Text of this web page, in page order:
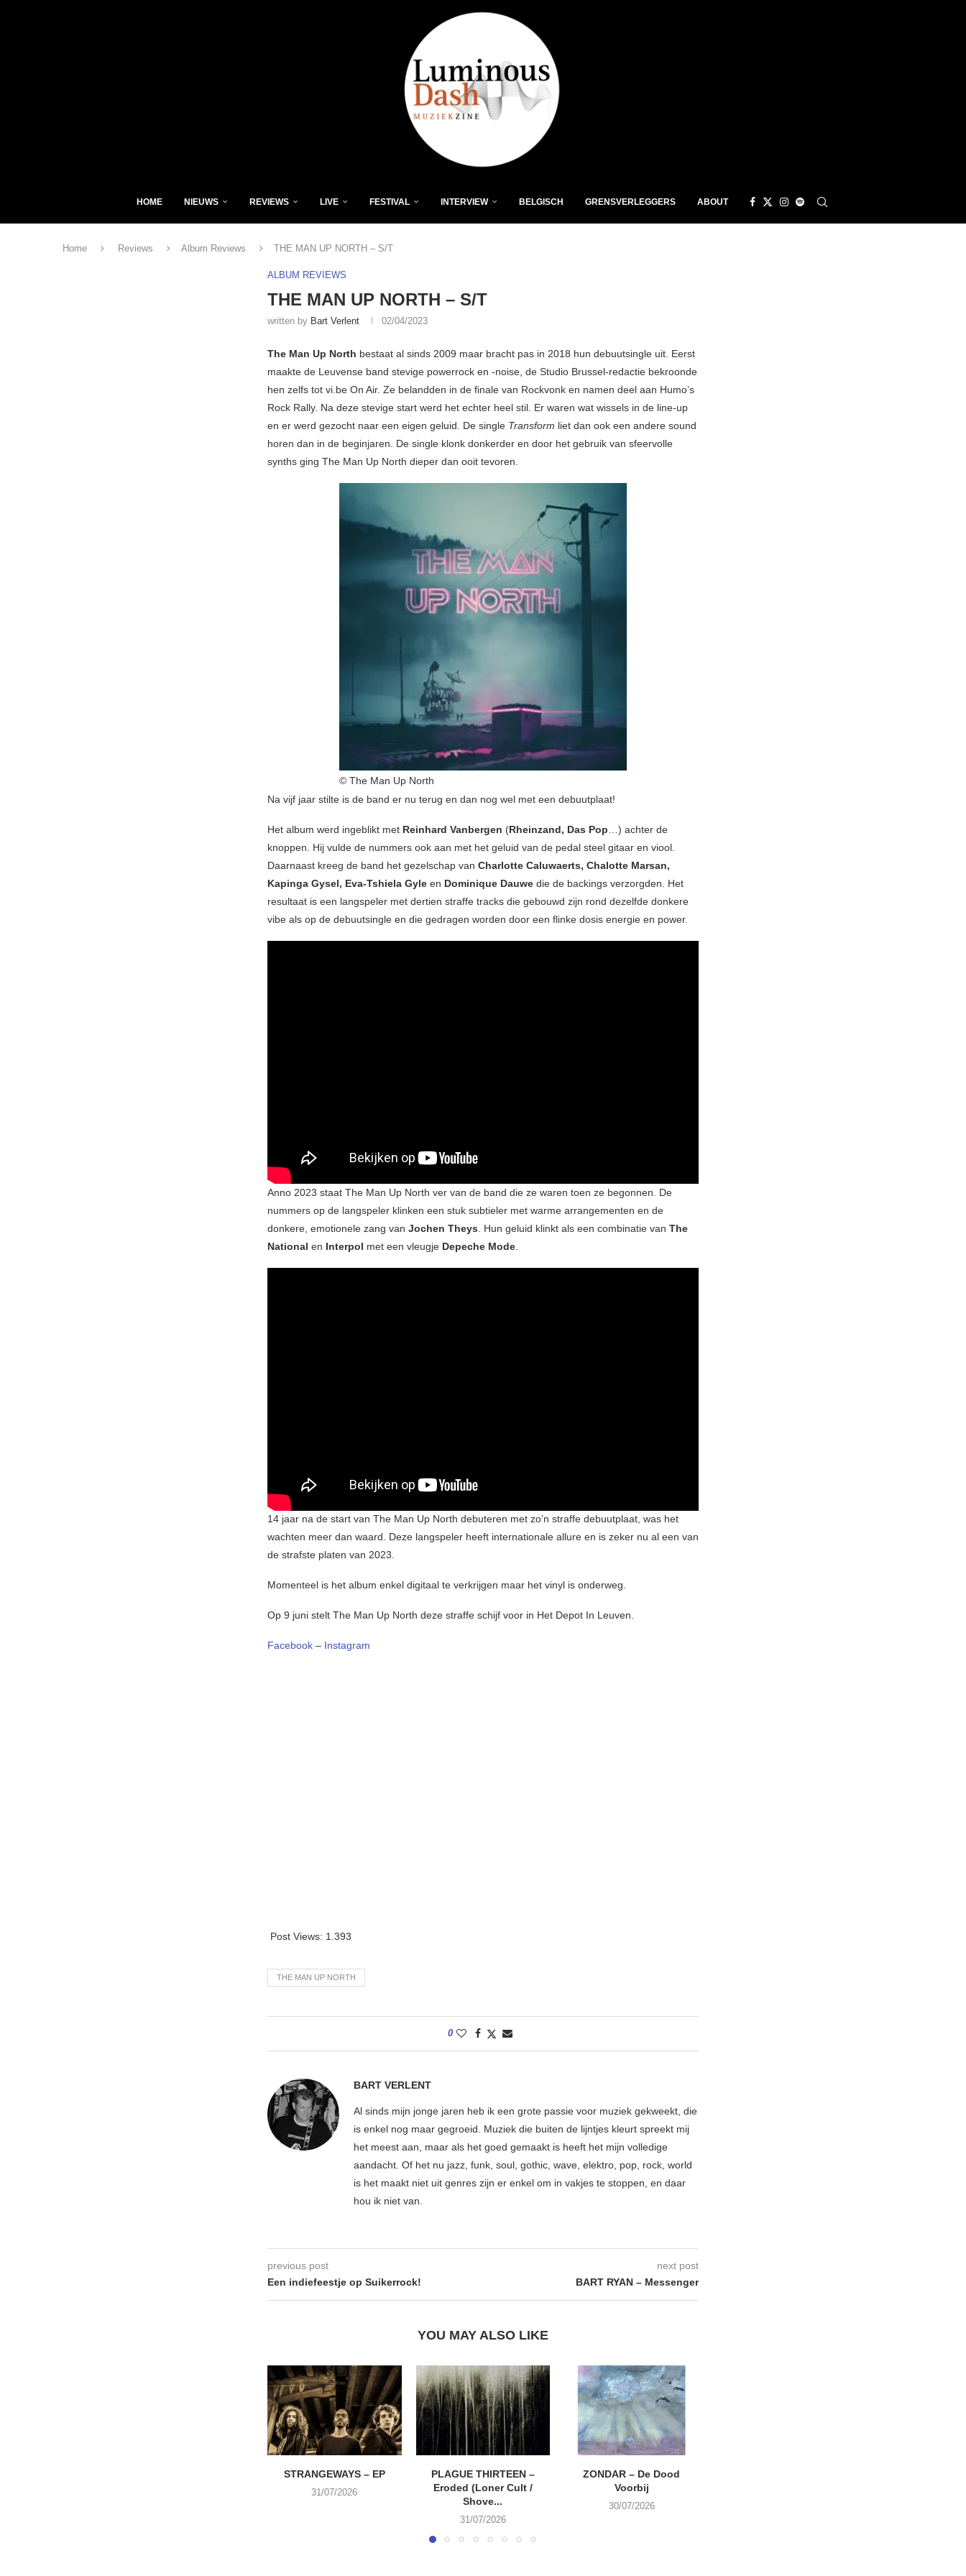
HOME NIEUWS REVIEWS LIVE FESTIVAL INTERVIEW BELGISCH GRENSVERLEGGERS ABOUT
Home Reviews Album Reviews THE MAN UP NORTH – S/T
ALBUM REVIEWS
THE MAN UP NORTH – S/T
written by Bart Verlent 02/04/2023
The Man Up North bestaat al sinds 2009 maar bracht pas in 2018 hun debuutsingle uit. Eerst
maakte de Leuvense band stevige powerrock en -noise, de Studio Brussel-redactie bekroonde
hen zelfs tot vi.be On Air. Ze belandden in de finale van Rockvonk en namen deel aan Humo’s
Rock Rally. Na deze stevige start werd het echter heel stil. Er waren wat wissels in de line-up
en er werd gezocht naar een eigen geluid. De single Transform liet dan ook een andere sound
horen dan in de beginjaren. De single klonk donkerder en door het gebruik van sfeervolle
synths ging The Man Up North dieper dan ooit tevoren.
© The Man Up North
Na vijf jaar stilte is de band er nu terug en dan nog wel met een debuutplaat!
Het album werd ingeblikt met Reinhard Vanbergen (Rheinzand, Das Pop…) achter de
knoppen. Hij vulde de nummers ook aan met het geluid van de pedal steel gitaar en viool.
Daarnaast kreeg de band het gezelschap van Charlotte Caluwaerts, Chalotte Marsan,
Kapinga Gysel, Eva-Tshiela Gyle en Dominique Dauwe die de backings verzorgden. Het
resultaat is een langspeler met dertien straffe tracks die gebouwd zijn rond dezelfde donkere
vibe als op de debuutsingle en die gedragen worden door een flinke dosis energie en power.
Anno 2023 staat The Man Up North ver van de band die ze waren toen ze begonnen. De
nummers op de langspeler klinken een stuk subtieler met warme arrangementen en de
donkere, emotionele zang van Jochen Theys . Hun geluid klinkt als een combinatie van The
National en Interpol met een vleugje Depeche Mode
14 jaar na de start van The Man Up North debuteren met zo’n straffe debuutplaat, was het
wachten meer dan waard. Deze langspeler heeft internationale allure en is zeker nu al een van
de strafste platen van 2023.
Momenteel is het album enkel digitaal te verkrijgen maar het vinyl is onderweg.
Op 9 juni stelt The Man Up North deze straffe schijf voor in Het Depot In Leuven.
Facebook – Instagram
Post Views: 1.393
THE MAN UP NORTH
0
BART VERLENT
Al sinds mijn jonge jaren heb ik een grote passie voor muziek gekweekt, die
is enkel nog maar gegroeid. Muziek die buiten de lijntjes kleurt spreekt mij
het meest aan, maar als het goed gemaakt is heeft het mijn volledige
aandacht. Of het nu jazz, funk, soul, gothic, wave, elektro, pop, rock, world
is het maakt niet uit genres zijn er enkel om in vakjes te stoppen, en daar
hou ik niet van.
previous post
Een indiefeestje op Suikerrock!
next post
BART RYAN – Messenger
YOU MAY ALSO LIKE
STRANGEWAYS – EP
31/07/2026
PLAGUE THIRTEEN –
Eroded (Loner Cult /
Shove...
31/07/2026
ZONDAR – De Dood
Voorbij
30/07/2026